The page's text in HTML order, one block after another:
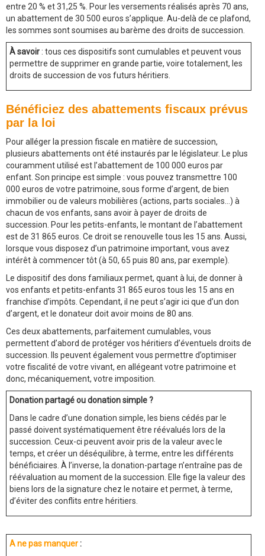
entre 20 % et 31,25 %. Pour les versements réalisés après 70 ans,
un abattement de 30 500 euros s’applique. Au-delà de ce plafond,
les sommes sont soumises au barème des droits de succession.
À savoir : tous ces dispositifs sont cumulables et peuvent vous
permettre de supprimer en grande partie, voire totalement, les
droits de succession de vos futurs héritiers.
Bénéficiez des abattements fiscaux prévus
par la loi
Pour alléger la pression fiscale en matière de succession,
plusieurs abattements ont été instaurés par le législateur. Le plus
couramment utilisé est l’abattement de 100 000 euros par
enfant. Son principe est simple : vous pouvez transmettre 100
000 euros de votre patrimoine, sous forme d’argent, de bien
immobilier ou de valeurs mobilières (actions, parts sociales…) à
chacun de vos enfants, sans avoir à payer de droits de
succession. Pour les petits-enfants, le montant de l’abattement
est de 31 865 euros. Ce droit se renouvelle tous les 15 ans. Aussi,
lorsque vous disposez d’un patrimoine important, vous avez
intérêt à commencer tôt (à 50, 65 puis 80 ans, par exemple).
Le dispositif des dons familiaux permet, quant à lui, de donner à
vos enfants et petits-enfants 31 865 euros tous les 15 ans en
franchise d’impôts. Cependant, il ne peut s’agir ici que d’un don
d’argent, et le donateur doit avoir moins de 80 ans.
Ces deux abattements, parfaitement cumulables, vous
permettent d’abord de protéger vos héritiers d’éventuels droits de
succession. Ils peuvent également vous permettre d’optimiser
votre fiscalité de votre vivant, en allégeant votre patrimoine et
donc, mécaniquement, votre imposition.
Donation partagé ou donation simple ?
Dans le cadre d’une donation simple, les biens cédés par le
passé doivent systématiquement être réévalués lors de la
succession. Ceux-ci peuvent avoir pris de la valeur avec le
temps, et créer un déséquilibre, à terme, entre les différents
bénéficiaires. À l’inverse, la donation-partage n’entraîne pas de
réévaluation au moment de la succession. Elle fige la valeur des
biens lors de la signature chez le notaire et permet, à terme,
d’éviter des conflits entre héritiers.
A ne pas manquer :